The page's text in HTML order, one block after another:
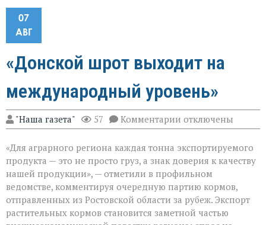
07
АВГ
«Донской шрот выходит на
международный уровень»
"Наша газета" 57 Комментарии к
записи
шрот
выходит
международный
уровень»
отключены
«Для аграрного региона каждая тонна экспортируемого
продукта — это не просто груз, а знак доверия к качеству
нашей продукции», — отметили в профильном
ведомстве, комментируя очередную партию кормов,
отправленных из Ростовской области за рубеж. Экспорт
растительных кормов становится заметной частью